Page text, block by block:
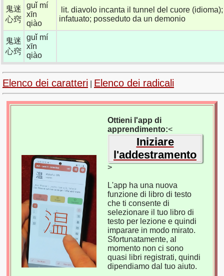
鬼迷
心窍
guǐ mí
xīn
qiào
lit. diavolo incanta il tunnel del cuore (idioma);
infatuato; posseduto da un demonio
鬼迷
心窍
guǐ mí
xīn
qiào
Elenco dei caratteri Elenco dei radicali
Ottieni l'app di
apprendimento:<
Iniziare
l'addestramento
>
L'app ha una nuova
funzione di libro di testo
che ti consente di
selezionare il tuo libro di
testo per lezione e quindi
imparare in modo mirato.
Sfortunatamente, al
momento non ci sono
quasi libri registrati, quindi
dipendiamo dal tuo aiuto.